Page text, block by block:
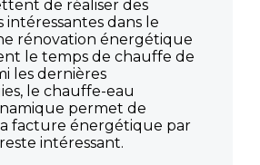
de réaliser des
intéressantes dans le
rénovation énergétique
le temps de chauffe de
les dernières
le chauffe-eau
permet de
facture énergétique par
intéressant.